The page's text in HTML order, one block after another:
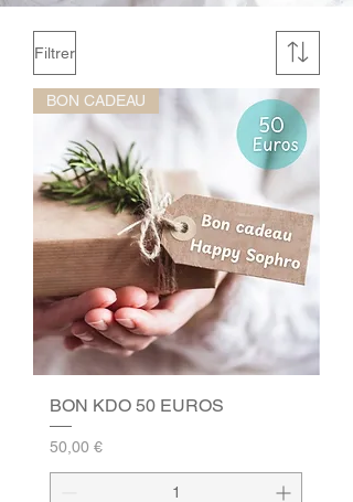
Filtrer
BON CADEAU
BON KDO 50 EUROS
Prix
50,00 €